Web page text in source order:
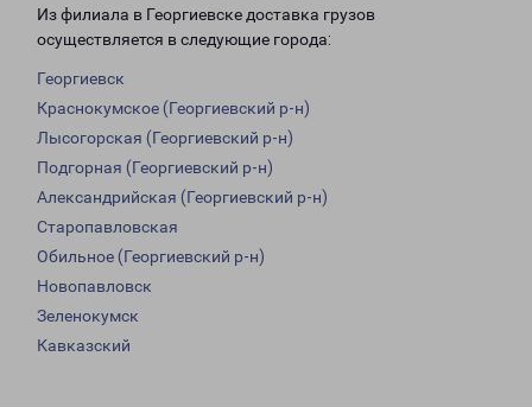
Из филиала в Георгиевске доставка грузов
осуществляется в следующие города:
Георгиевск
Краснокумское (Георгиевский р-н)
Лысогорская (Георгиевский р-н)
Подгорная (Георгиевский р-н)
Александрийская (Георгиевский р-н)
Старопавловская
Обильное (Георгиевский р-н)
Новопавловск
Зеленокумск
Кавказский